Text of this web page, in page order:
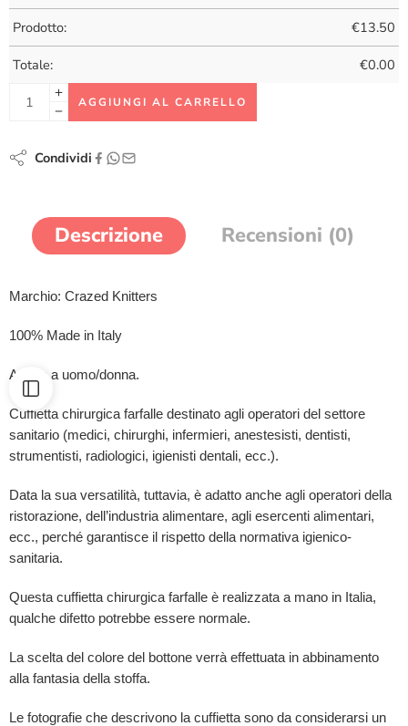
Prodotto: €13.50
Totale: €0.00
AGGIUNGI AL CARRELLO
Condividi
Descrizione Recensioni (0)
Marchio: Crazed Knitters
100% Made in Italy
Adatta a uomo/donna.
Cuffietta chirurgica farfalle destinato agli operatori del settore
sanitario (medici, chirurghi, infermieri, anestesisti, dentisti,
strumentisti, radiologici, igienisti dentali, ecc.).
Data la sua versatilità, tuttavia, è adatto anche agli operatori della
ristorazione, dell’industria alimentare, agli esercenti alimentari,
ecc., perché garantisce il rispetto della normativa igienico-
sanitaria.
Questa cuffietta chirurgica farfalle è realizzata a mano in Italia,
qualche difetto potrebbe essere normale.
La scelta del colore del bottone verrà effettuata in abbinamento
alla fantasia della stoffa.
Le fotografie che descrivono la cuffietta sono da considerarsi un